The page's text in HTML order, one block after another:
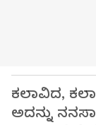
ಕಲಾವಿದ,
ಅದನ್ನು